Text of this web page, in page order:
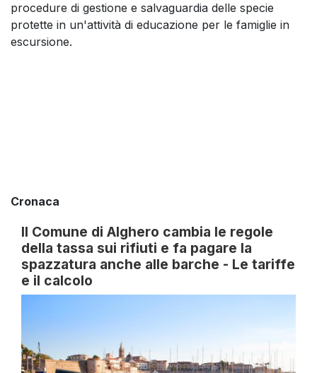
procedure di gestione e salvaguardia delle specie
protette in un'attività di educazione per le famiglie in
escursione.
Cronaca
Il Comune di Alghero cambia le regole
della tassa sui rifiuti e fa pagare la
spazzatura anche alle barche - Le tariffe
e il calcolo